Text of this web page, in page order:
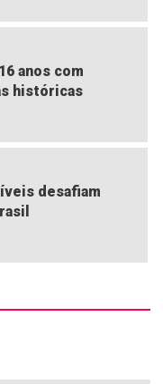
anos com
históricas
desafiam